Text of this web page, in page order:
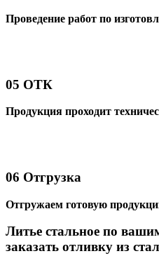
Проведение работ по
05 ОТК
Продукция проходит
06 Отгрузка
Отгружаем готовую
Литье стальное по
заказать отливку из